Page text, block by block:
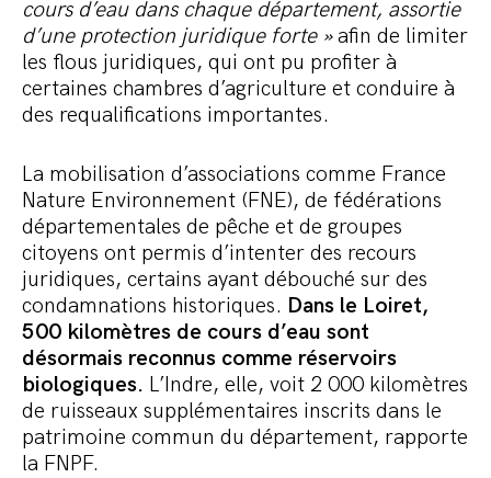
cours d’eau dans chaque département, assortie
d’une protection juridique forte »afin de limiter
les flous juridiques, qui ont pu profiter à
certaines chambres d’agriculture et conduire à
des requalifications importantes.
La mobilisation d’associations comme France
Nature Environnement (FNE), de fédérations
départementales de pêche et de groupes
citoyens ont permis d’intenter des recours
juridiques, certains ayant débouché sur des
condamnations historiques. Dans le Loiret,
500 kilomètres de cours d’eau sont
désormais reconnus comme réservoirs
biologiques. L’Indre, elle, voit 2 000 kilomètres
de ruisseaux supplémentaires inscrits dans le
patrimoine commun du département, rapporte
la FNPF.